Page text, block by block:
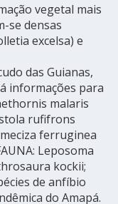
vegetal mais
se densas
excelsa) e
das Guianas,
informações para
malaris
rufifrons
ferruginea
Leposoma
kockii;
de anfíbio
do Amapá.